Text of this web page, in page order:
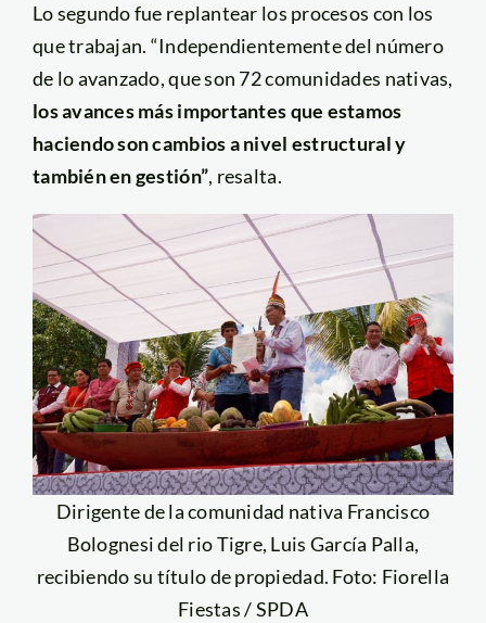
Lo segundo fue replantear los procesos con los
que trabajan. “Independientemente del número
de lo avanzado, que son 72 comunidades nativas,
los avances más importantes que estamos
haciendo son cambios a nivel estructural y
también en gestión”, resalta.
Dirigente de la comunidad nativa Francisco
Bolognesi del rio Tigre, Luis García Palla,
recibiendo su título de propiedad. Foto: Fiorella
Fiestas / SPDA